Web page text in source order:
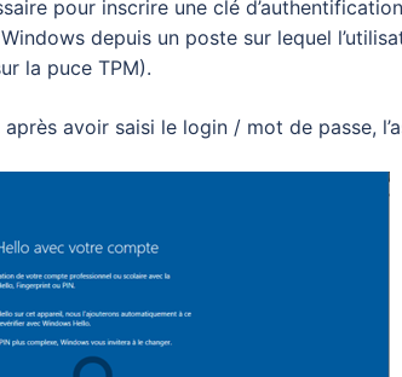
pour inscrire une clé
depuis un poste sur lequel
la puce TPM).
avoir saisi le login / mot de passe,